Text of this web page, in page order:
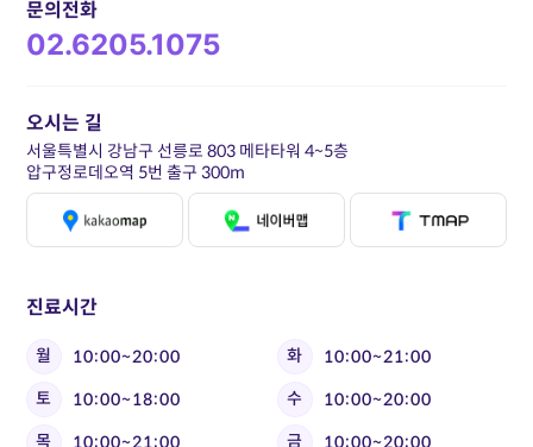
문의전화
02.6205.1075
진료시간
월 10:00~20:00 화
10:00~21:00
토
10:00~18:00 수
10:00~20:00
목
10:00~21:00 금 10:00~20:00
오시는 길
서울특별시 강남구 선릉로 803 메타타워 4~5층
압구정로데오역 5번 출구 300m